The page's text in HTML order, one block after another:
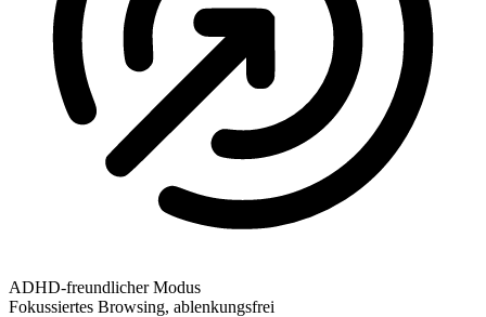
ADHD-freundlicher Modus
Fokussiertes Browsing, ablenkungsfrei